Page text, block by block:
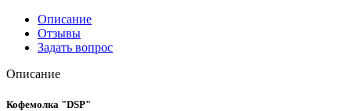
Описание
Отзывы
Задать вопрос
Описание
Кофемолка "DSP"